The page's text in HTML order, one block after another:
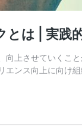
は | 実践
向上させていくこ
エンス向上に向け